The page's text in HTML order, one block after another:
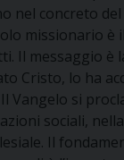
nel concreto
missionario è
Il messaggio è
Cristo, lo ha
Vangelo si
sociali,
Il